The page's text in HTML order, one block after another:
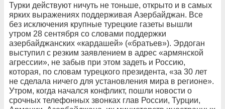
Турки действуют ничуть не тоньше, открыто и в самых
ярких выражениях поддерживая Азербайджан. Все
без исключения крупные турецкие газеты вышли
утром 28 сентября со словами поддержки
азербайджанских «кардашей» («братьев»). Эрдоган
выступил с резким заявлением в адрес «армянской
агрессии», не забыв при этом задеть и Россию,
которая, по словам турецкого президента, «за 30 лет
не сделала ничего для установления мира в регионе».
Утром, когда начался конфликт, пошли новости о
срочных телефонных звонках глав России, Турции,